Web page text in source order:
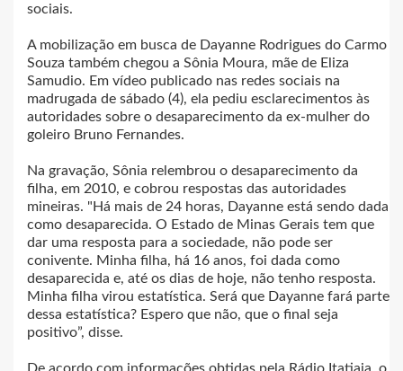
sociais.
A mobilização em busca de Dayanne Rodrigues do Carmo
Souza também chegou a Sônia Moura, mãe de Eliza
Samudio. Em vídeo publicado nas redes sociais na
madrugada de sábado (4), ela pediu esclarecimentos às
autoridades sobre o desaparecimento da ex-mulher do
goleiro Bruno Fernandes.
Na gravação, Sônia relembrou o desaparecimento da
filha, em 2010, e cobrou respostas das autoridades
mineiras. "Há mais de 24 horas, Dayanne está sendo dada
como desaparecida. O Estado de Minas Gerais tem que
dar uma resposta para a sociedade, não pode ser
conivente. Minha filha, há 16 anos, foi dada como
desaparecida e, até os dias de hoje, não tenho resposta.
Minha filha virou estatística. Será que Dayanne fará parte
dessa estatística? Espero que não, que o final seja
positivo”, disse.